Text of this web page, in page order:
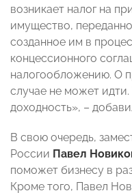
возникает налог на
имущество,
созданное им в
концессионного
налогообложению. О
случае не может
доходность», –
В свою очередь,
России Павел
поможет бизнесу в
Кроме того, Павел